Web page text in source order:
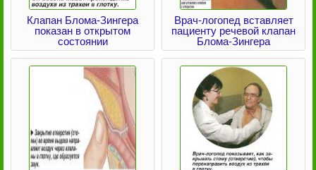
Клапан Блома-Зингера
показан в открытом
состоянии
Врач-логопед вставляет
пациенту речевой клапан
Блома-Зингера